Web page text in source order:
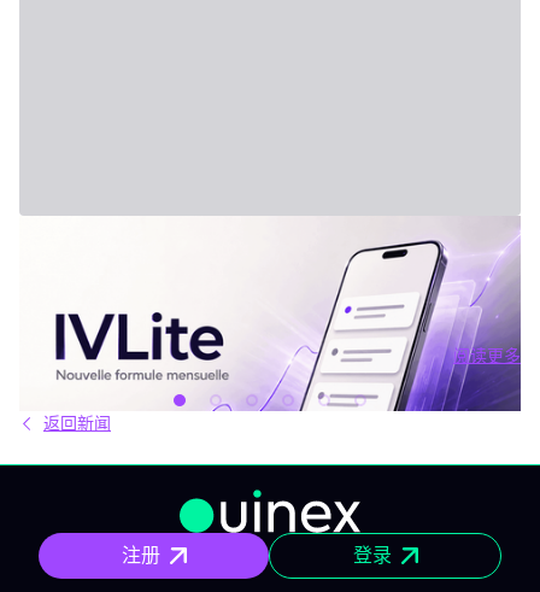
IVLite：IVT精华通知，每月仅29欧元 清晰的计划、市场简报和回
顾，直接送达您的手机与电脑，仅此而已。 问题不在于信息匮乏，
而是过剩。每天都有数十种分析、相互矛盾的观点和信号交织在市
场中。结果就是：你推迟，把事情留到“以后”，最后只能被动应对市
场，而不是主动掌控。 IVLite正是基于这个现象而诞生的。每月
29€，只为你提供一件事：IVT的核心内容通知。 IVLite究竟是什
么？ IVLite即IVT通知的访问权，仅此而已。 具体来说，你会在手机
和电脑上收到IVT教练们制作的清晰计划、短期及中期简报和市场回
信息流，无需额外的动态，不会有无关填充内容。 专为积极投资、
但有正职工作、有生活，无法整天盯着屏幕的人设计。 你将获得哪
些内容？ 精确的市场信息 清晰的情景与关键位，一目了然。你会明
确聚焦要点，不会分心。 明确的计划 预设了操作框架：关注区域、
预期情景与失效点。你不是临场才应付市场，而是有备而来。 短中
期简报 市场波动时，我们抓住波动性；趋势确定时，我们有系统地
阅读更多
阅读
返回新闻
注册 登录